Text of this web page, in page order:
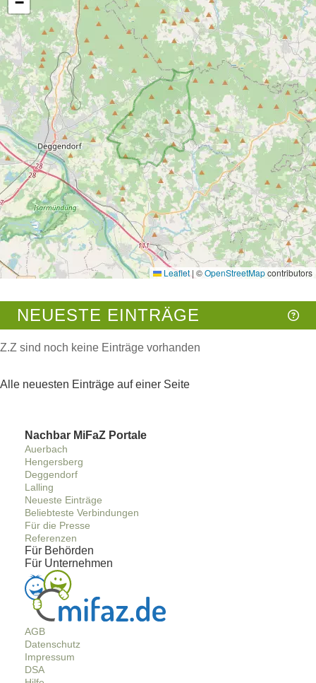
NEUESTE EINTRÄGE
Z.Z sind noch keine Einträge vorhanden
Alle neuesten Einträge auf einer Seite
Nachbar MiFaZ Portale
Auerbach
Hengersberg
Deggendorf
Lalling
Neueste Einträge
Beliebteste Verbindungen
Für die Presse
Referenzen
Für Behörden
Für Unternehmen
AGB
Datenschutz
Impressum
DSA